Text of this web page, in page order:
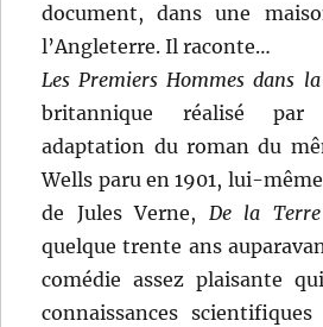
document, dans une
l’Angleterre. Il raconte…
Les Premiers Hommes dans
britannique réalisé par
adaptation du roman du
Wells paru en 1901, lui-
de Jules Verne, De la
quelque trente ans
comédie assez plaisante
connaissances